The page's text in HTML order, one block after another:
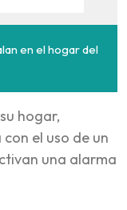
en el hogar del
hogar,
el uso de un
una alarma